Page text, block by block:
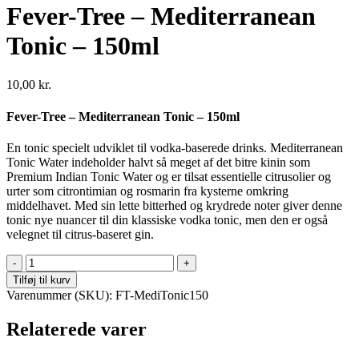
Fever-Tree – Mediterranean
Tonic – 150ml
10,00 kr.
Fever-Tree – Mediterranean Tonic – 150ml
En tonic specielt udviklet til vodka-baserede drinks. Mediterranean
Tonic Water indeholder halvt så meget af det bitre kinin som
Premium Indian Tonic Water og er tilsat essentielle citrusolier og
urter som citrontimian og rosmarin fra kysterne omkring
middelhavet. Med sin lette bitterhed og krydrede noter giver denne
tonic nye nuancer til din klassiske vodka tonic, men den er også
velegnet til citrus-baseret gin.
Fever-
Tree
-
Mediterranean
-
Tilføj til kurv
Varenummer (SKU): FT-MediTonic150
Relaterede varer